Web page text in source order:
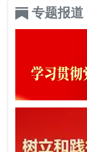
专题报道